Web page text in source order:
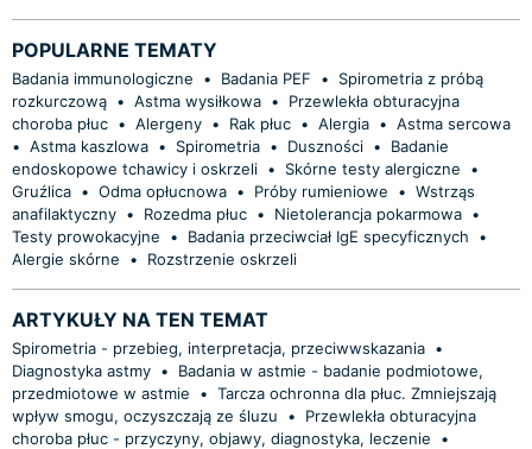
POPULARNE TEMATY
Badania immunologiczne • Badania PEF •
Spirometria z próbą
rozkurczową • Astma wysiłkowa •
Przewlekła obturacyjna
choroba płuc • Alergeny • Rak płuc • Alergia • Astma sercowa
• Astma kaszlowa • Spirometria • Duszności •
Badanie
endoskopowe tchawicy i oskrzeli • Skórne testy alergiczne
•
Gruźlica • Odma opłucnowa • Próby rumieniowe • Wstrząs
anafilaktyczny • Rozedma płuc • Nietolerancja pokarmowa •
Testy prowokacyjne
• Badania przeciwciał IgE specyficznych
•
Alergie skórne
• Rozstrzenie oskrzeli
ARTYKUŁY NA TEN TEMAT
Spirometria - przebieg, interpretacja, przeciwwskazania •
Diagnostyka astmy •
Badania w astmie - badanie podmiotowe,
przedmiotowe w astmie
• Tarcza ochronna dla płuc. Zmniejszają
wpływ smogu, oczyszczają ze śluzu
•
Przewlekła obturacyjna
choroba płuc - przyczyny, objawy, diagnostyka, leczenie
•